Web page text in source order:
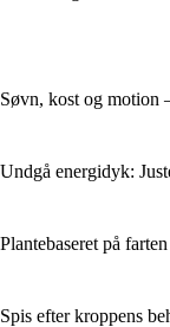
Søvn, kost og motion
Undgå energidyk:
Plantebaseret på
Spis efter kroppens